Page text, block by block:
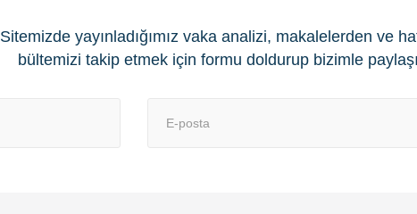
Sitemizde yayınladığımız vaka analizi, makalelerden ve
bültemizi takip etmek için formu doldurup bizimle